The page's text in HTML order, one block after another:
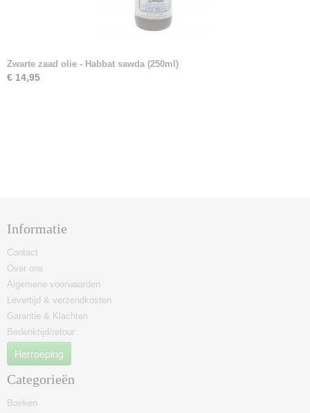
Zwarte zaad olie - Habbat sawda (250ml)
€ 14,95
Informatie
Contact
Over ons
Algemene voorwaarden
Levertijd & verzendkosten
Garantie & Klachten
Bedenktijd/retour
Herroeping
Categorieën
Boeken